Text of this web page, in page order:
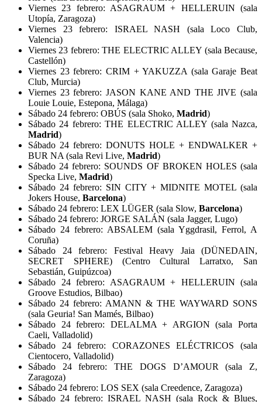
Viernes 23 febrero: ASAGRAUM + HELLERUIN (sala
Utopía, Zaragoza)
Viernes 23 febrero: ISRAEL NASH (sala Loco Club,
Valencia)
Viernes 23 febrero: THE ELECTRIC ALLEY (sala Because,
Castellón)
Viernes 23 febrero: CRIM + YAKUZZA (sala Garaje Beat
Club, Murcia)
Viernes 23 febrero: JASON KANE AND THE JIVE (sala
Louie Louie, Estepona, Málaga)
Sábado 24 febrero: OBÚS (sala Shoko, Madrid)
Sábado 24 febrero: THE ELECTRIC ALLEY (sala Nazca,
Madrid)
Sábado 24 febrero: DONUTS HOLE + ENDWALKER +
BUR NA (sala Revi Live, Madrid)
Sábado 24 febrero: SOUNDS OF BROKEN HOLES (sala
Specka Live, Madrid)
Sábado 24 febrero: SIN CITY + MIDNITE MOTEL (sala
Jokers House, Barcelona)
Sábado 24 febrero: LEX LÜGER (sala Slow, Barcelona)
Sábado 24 febrero: JORGE SALÁN (sala Jagger, Lugo)
Sábado 24 febrero: ABSALEM (sala Yggdrasil, Ferrol, A
Coruña)
Sábado 24 febrero: Festival Heavy Jaia (DÜNEDAIN,
SECRET SPHERE) (Centro Cultural Larratxo, San
Sebastián, Guipúzcoa)
Sábado 24 febrero: ASAGRAUM + HELLERUIN (sala
Groove Estudios, Bilbao)
Sábado 24 febrero: AMANN & THE WAYWARD SONS
(sala Geuria! San Mamés, Bilbao)
Sábado 24 febrero: DELALMA + ARGION (sala Porta
Caeli, Valladolid)
Sábado 24 febrero: CORAZONES ELÉCTRICOS (sala
Cientocero, Valladolid)
Sábado 24 febrero: THE DOGS D’AMOUR (sala Z,
Zaragoza)
Sábado 24 febrero: LOS SEX (sala Creedence, Zaragoza)
Sábado 24 febrero: ISRAEL NASH (sala Rock & Blues,